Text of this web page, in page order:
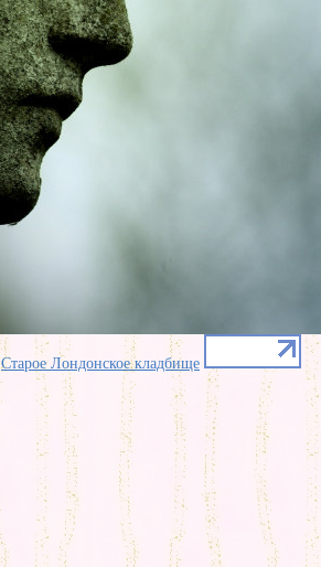
Старое Лондонское кладбище